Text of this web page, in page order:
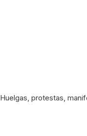
Huelgas, protestas,